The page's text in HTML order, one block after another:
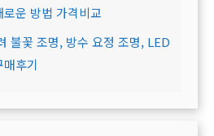
운 방법 가격비교
불꽃 조명, 방수 요정 조명, LED
후기